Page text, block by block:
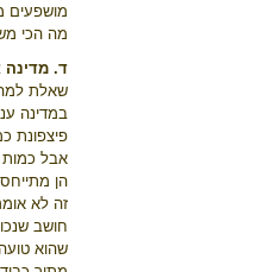
מושפעים
מה הכי
ד. מדינה
שאלת למה
פיצפונת
אבל
הן
זה לא
חושב
שהוא